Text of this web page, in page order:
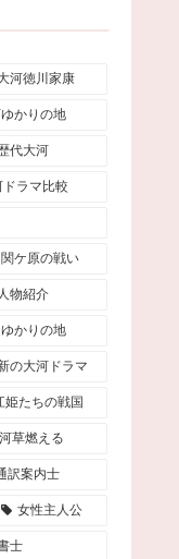
河徳川家康
かりの地
代大河
ドラマ比較
関ケ原の戦い
物紹介
かりの地
の大河ドラマ
姫たちの戦国
草燃える
訳案内士
女性主人公
士